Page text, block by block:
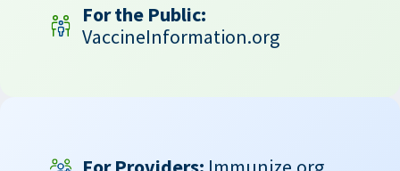
For the Public:
VaccineInformation.org